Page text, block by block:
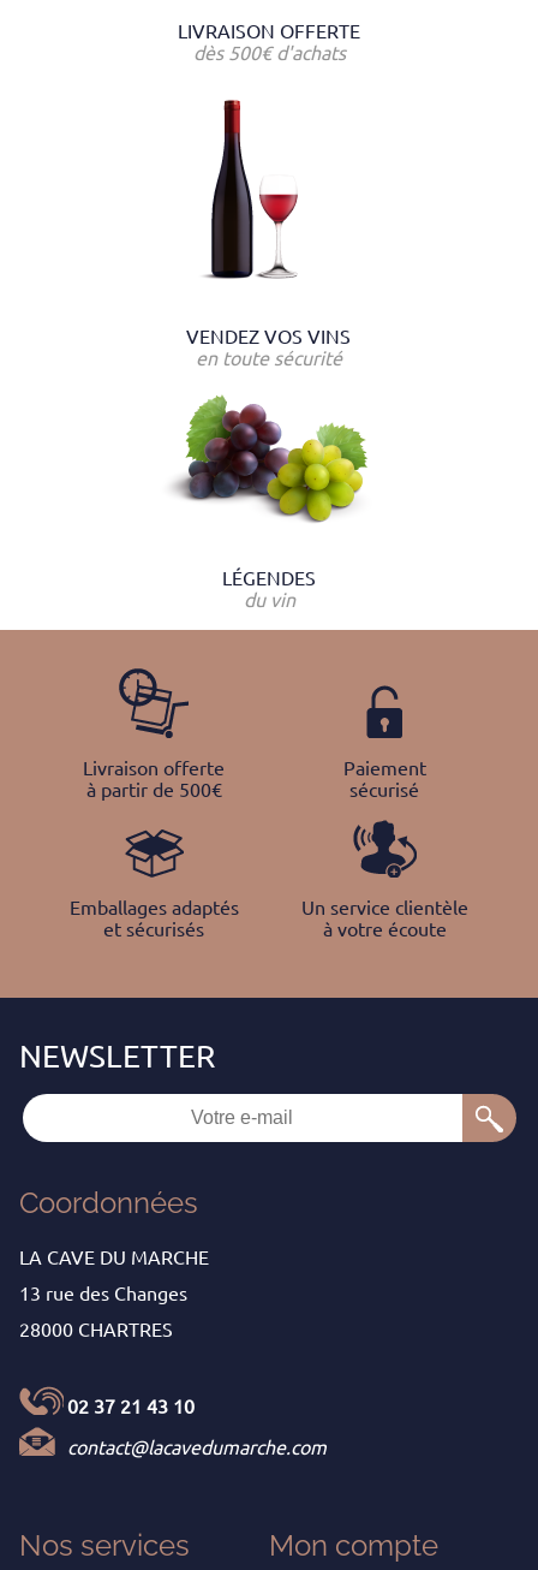
LIVRAISON OFFERTE
dès 500€ d'achats
VENDEZ VOS VINS
en toute sécurité
LÉGENDES
du vin
Livraison offerte
à partir de 500€
Paiement
sécurisé
Emballages adaptés
et sécurisés
Un service clientèle
à votre écoute
Coordonnées
LA CAVE DU MARCHE
13 rue des Changes
28000 CHARTRES
02 37 21 43 10
contact@lacavedumarche.com
Nos services Mon compte